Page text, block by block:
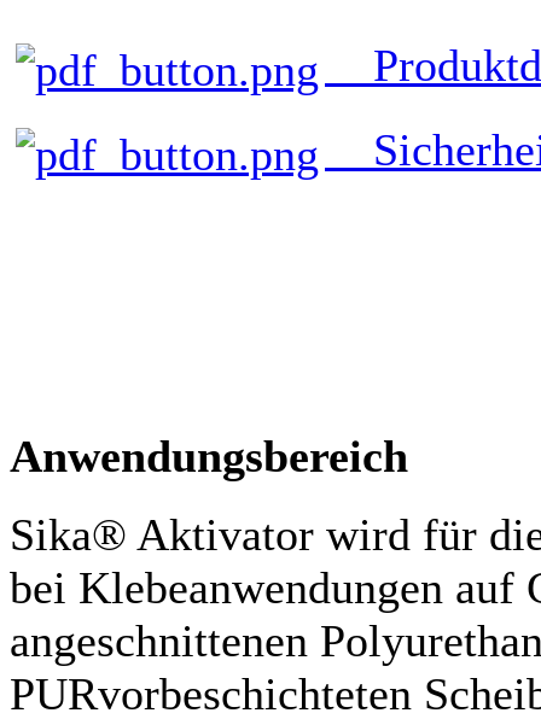
Anwendungsbereich
Sika® Aktivator wird für
bei Klebeanwendungen auf
angeschnittenen
PURvorbeschichteten